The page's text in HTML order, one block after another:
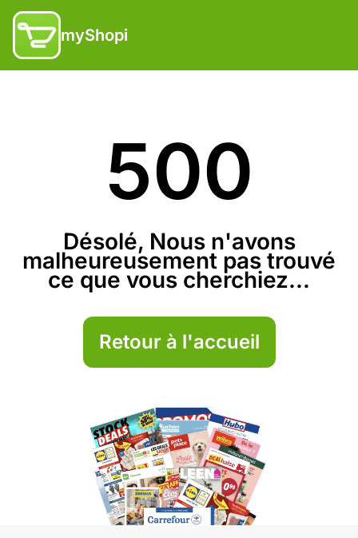
myShopi
500
Désolé, Nous n'avons
malheureusement pas trouvé
ce que vous cherchiez...
Retour à l'accueil